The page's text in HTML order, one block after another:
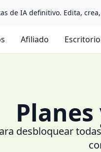
de IA definitivo. Edita,
Afiliado Escritorio
desbloquear